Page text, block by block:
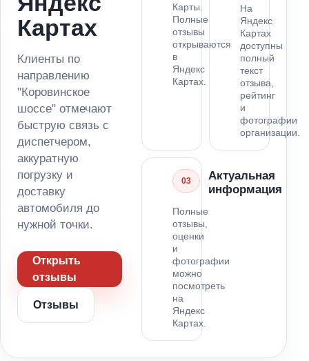
Картах
Клиенты по
направлению
"Коровинское
шоссе" отмечают
быструю связь с
диспетчером,
аккуратную
погрузку и
доставку
автомобиля до
нужной точки.
Открыть
отзывы
Отзывы
Карты.
Полные
отзывы
открываются
в
Яндекс
Картах.
На
Яндекс
Картах
доступны
полный
текст
отзыва,
рейтинг
и
фотографии
организации.
03
Актуальная
информация
Полные
отзывы,
оценки
и
фотографии
можно
посмотреть
на
Яндекс
Картах.